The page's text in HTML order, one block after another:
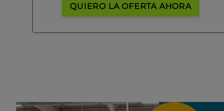
QUIERO LA OFERTA AHORA